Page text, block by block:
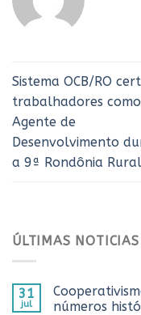
Sistema OCB/RO
trabalhadores como
Agente de
Desenvolvimento
a 9ª Rondônia
ÚLTIMAS NOTICIAS
31
jul
números